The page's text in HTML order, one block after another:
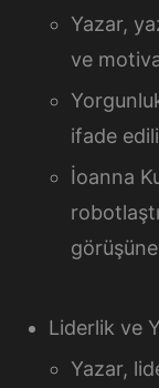
Yazar,
ve
ifade
İoanna
Liderlik ve
Yazar,